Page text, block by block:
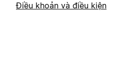
Điều khoản và điều kiện